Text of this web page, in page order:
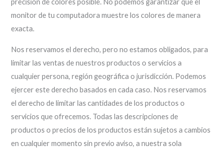
precisión de colores posible. No podemos garantizar que el
monitor de tu computadora muestre los colores de manera
exacta.
Nos reservamos el derecho, pero no estamos obligados, para
limitar las ventas de nuestros productos o servicios a
cualquier persona, región geográfica o jurisdicción. Podemos
ejercer este derecho basados en cada caso. Nos reservamos
el derecho de limitar las cantidades de los productos o
servicios que ofrecemos. Todas las descripciones de
productos o precios de los productos están sujetos a cambios
en cualquier momento sin previo aviso, a nuestra sola